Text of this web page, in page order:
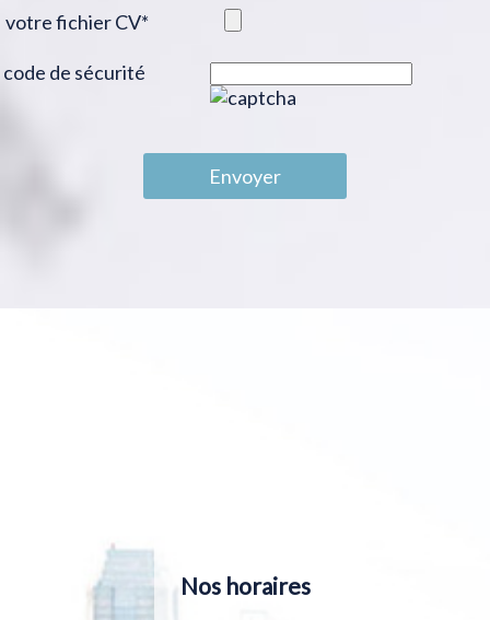
votre fichier CV*
code de sécurité
Envoyer
Nos horaires